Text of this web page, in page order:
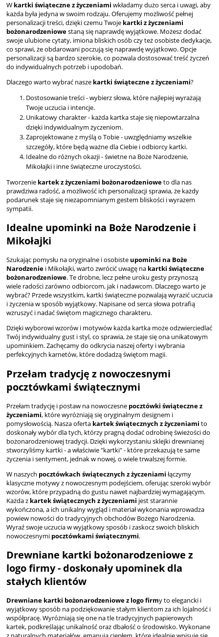
W kartki świąteczne z życzeniami wkładamy dużo serca i uwagi, aby
każda była jedyna w swoim rodzaju. Oferujemy możliwość pełnej
personalizacji treści, dzięki czemu Twoje kartki z życzeniami
bożonarodzeniowestaną się naprawdę wyjątkowe. Możesz dodać
swoje ulubione cytaty, imiona bliskich osób czy też osobiste dedykacje,
co sprawi, że obdarowani poczują się naprawdę wyjątkowo. Opcje
personalizacji są bardzo szerokie, co pozwala dostosować treść życzeń
do indywidualnych potrzeb i upodobań.
Dlaczego warto wybrać nasze kartki świąteczne z życzeniami?
Dostosowanie treści - wybierz słowa, które najlepiej wyrażają
Twoje uczucia i intencje.
Unikatowy charakter - każda kartka staje się niepowtarzalna
dzięki indywidualnym życzeniom.
Zaprojektowane z myślą o Tobie - uwzględniamy wszelkie
szczegóły, które będą ważne dla Ciebie i odbiorcy kartki.
Idealne do różnych okazji - świetne na Boże Narodzenie,
Mikołajki i inne świąteczne uroczystości.
Tworzenie kartek z życzeniami bożonarodzenioweto dla nas
prawdziwa radość, a możliwość ich personalizacji sprawia, że każdy
podarunek staje się niezapomnianym gestem bliskości i wyrazem
sympatii.
Idealne upominki na Boże Narodzenie i
Mikołajki
Szukając pomysłu na oryginalne i osobiste upominki na Boże
Narodzenie i Mikołajki, warto zwrócić uwagę na kartki świąteczne
bożonarodzeniowe. Te drobne, lecz pełne uroku gesty przynoszą
wiele radości zarówno odbiorcom, jak i nadawcom. Dlaczego warto je
wybrać? Przede wszystkim, kartki świąteczne pozwalają wyrazić uczucia
i życzenia w sposób wyjątkowy. Napisane od serca słowa potrafią
wzruszyć i nadać świętom magicznego charakteru.
Dzięki wyborowi wzorów i motywów każda kartka może odzwierciedlać
Twój indywidualny gust i styl, co sprawia, że staje się ona unikatowym
upominkiem. Zachęcamy do odkrycia naszej oferty i wybrania
perfekcyjnych karnetów, które dodadzą świętom magii.
Przełam tradycję z nowoczesnymi
pocztówkami świątecznymi
Przełam tradycję i postaw na nowoczesne pocztówki świąteczne z
życzeniami, które wyróżniają się oryginalnym designem i
pomysłowością. Nasza oferta kartek świątecznych z życzeniami to
doskonały wybór dla tych, którzy pragną dodać odrobinę świeżości do
bożonarodzeniowej tradycji. Dzięki wykorzystaniu sklejki drewnianej
stworzyliśmy kartki - a właściwie "kartki" - które przekazują te same
życzenia i sentyment, jednak w nowej, o wiele trwalszej formie.
W naszych pocztówkach świątecznych z życzeniami łączymy
klasyczne motywy z nowoczesnym podejściem, oferując szeroki wybór
wzorów, które przypadną do gustu nawet najbardziej wymagającym.
Każda z kartek świątecznych z życzeniami jest starannie
wykończona, a ich unikalny wygląd i materiał wykonania wprowadza
powiew nowości do tradycyjnych obchodów Bożego Narodzenia.
Wyraź swoje uczucia w wyjątkowy sposób i zaskocz swoich bliskich
nowoczesnymi pocztówkami świątecznymi.
Drewniane kartki bożonarodzeniowe z
logo firmy - doskonały upominek dla
stałych klientów
Drewniane kartki bożonarodzeniowe z logo firmy to elegancki i
wyjątkowy sposób na podziękowanie stałym klientom za ich lojalność i
współpracę. Wyróżniają się one na tle tradycyjnych papierowych
kartek, podkreślając unikalność oraz dbałość o środowisko. Wykonane